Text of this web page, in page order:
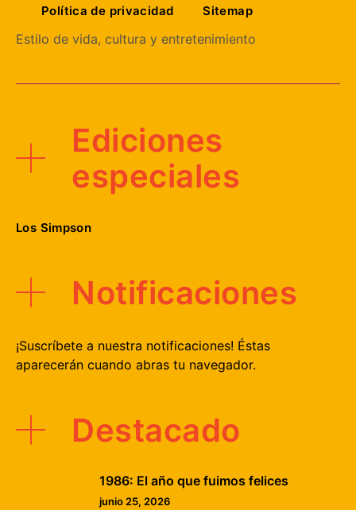
Política de privacidad
Sitemap
Estilo de vida, cultura y entretenimiento
Ediciones
especiales
Los Simpson
Notificaciones
¡Suscríbete a nuestra notificaciones! Éstas
aparecerán cuando abras tu navegador.
Destacado
1986: El año que fuimos felices
junio 25, 2026